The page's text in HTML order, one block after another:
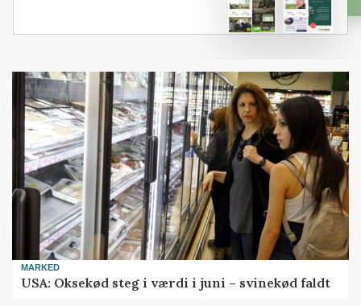
MARKED
USA: Oksekød steg i værdi i juni – svinekød faldt